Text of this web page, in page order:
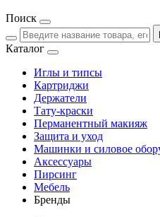
Поиск
Каталог
Иглы и типсы
Картриджи
Держатели
Тату-краски
Перманентный макияж
Защита и уход
Машинки и силовое
Аксессуары
Пирсинг
Мебель
Бренды